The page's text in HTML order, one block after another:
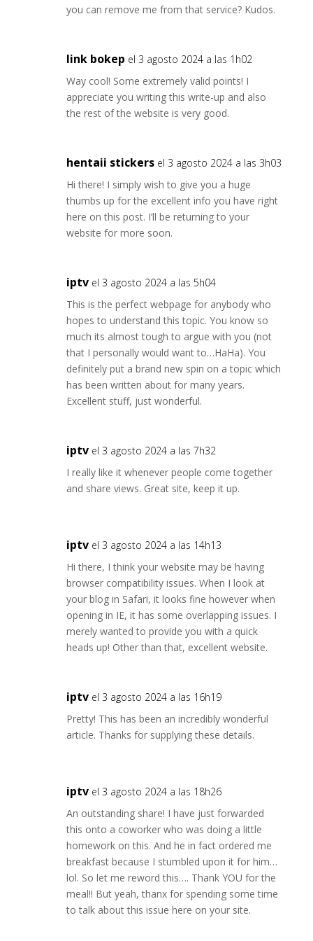
you can remove me from that service? Kudos.
link bokep el 3 agosto 2024 a las 1h02
Way cool! Some extremely valid points! I
appreciate you writing this write-up and also
the rest of the website is very good.
hentaii stickers el 3 agosto 2024 a las 3h03
Hi there! I simply wish to give you a huge
thumbs up for the excellent info you have right
here on this post. I’ll be returning to your
website for more soon.
iptv el 3 agosto 2024 a las 5h04
This is the perfect webpage for anybody who
hopes to understand this topic. You know so
much its almost tough to argue with you (not
that I personally would want to…HaHa). You
definitely put a brand new spin on a topic which
has been written about for many years.
Excellent stuff, just wonderful.
iptv el 3 agosto 2024 a las 7h32
I really like it whenever people come together
and share views. Great site, keep it up.
iptv el 3 agosto 2024 a las 14h13
Hi there, I think your website may be having
browser compatibility issues. When I look at
your blog in Safari, it looks fine however when
opening in IE, it has some overlapping issues. I
merely wanted to provide you with a quick
heads up! Other than that, excellent website.
iptv el 3 agosto 2024 a las 16h19
Pretty! This has been an incredibly wonderful
article. Thanks for supplying these details.
iptv el 3 agosto 2024 a las 18h26
An outstanding share! I have just forwarded
this onto a coworker who was doing a little
homework on this. And he in fact ordered me
breakfast because I stumbled upon it for him…
lol. So let me reword this…. Thank YOU for the
meal!! But yeah, thanx for spending some time
to talk about this issue here on your site.